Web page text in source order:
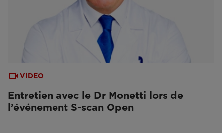
VIDEO
Entretien avec le Dr Monetti lors de
l’événement S-scan Open